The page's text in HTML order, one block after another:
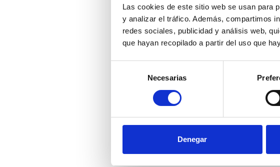
Las cookies de este sitio web se usan para
y analizar el tráfico. Además, compartimos
redes sociales, publicidad y análisis web,
que hayan recopilado a partir del uso que
consentimiento
Necesarias
Denegar